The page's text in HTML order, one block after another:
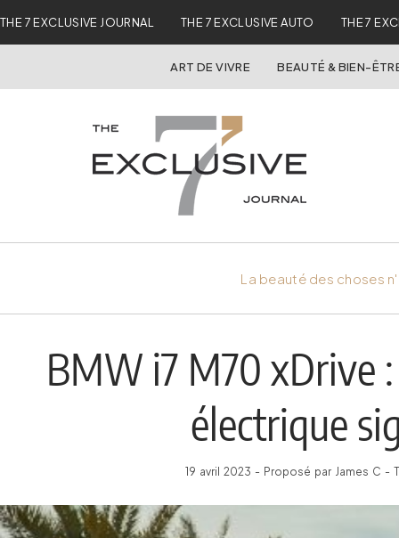
THE 7 EXCLUSIVE JOURNAL THE 7 EXCLUSIVE AUTO THE 7
ART DE VIVRE BEAUTÉ & BIEN-
La beauté des choses
BMW i7 M70 xDrive
électrique
19 avril 2023 - Proposé par James C -